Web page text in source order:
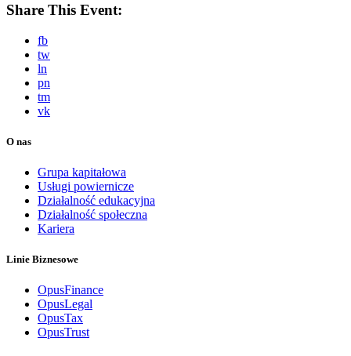
Share This Event:
fb
tw
ln
pn
tm
vk
O nas
Grupa kapitałowa
Usługi powiernicze
Działalność edukacyjna
Działalność społeczna
Kariera
Linie Biznesowe
OpusFinance
OpusLegal
OpusTax
OpusTrust